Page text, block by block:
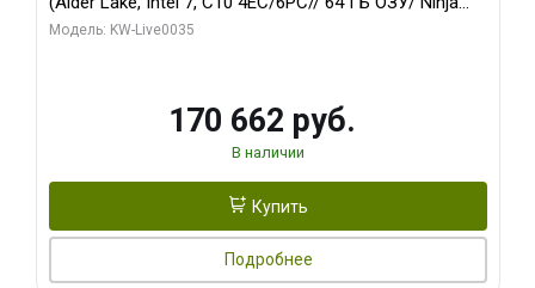
Sinotex GTX1650 4GB 128bit GDDR6 DVI DP HDMI 2/
Модель: KW-Live0035
170 662 руб.
В наличии
Купить
Подробнее